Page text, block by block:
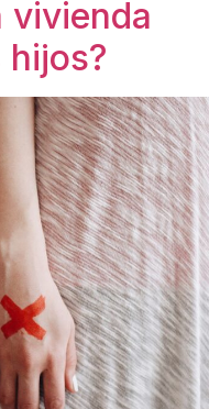
vivienda